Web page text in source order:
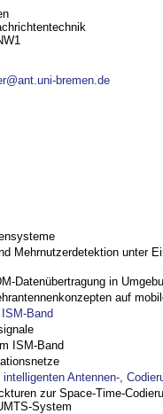
bremen.de
Mehrnutzerdetektion unter
Datenübertragung in
auf
Band
ISM-Band
Antennen-,
zur Space-Time-
System